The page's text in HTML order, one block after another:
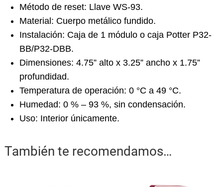
Método de reset: Llave WS-93.
Material: Cuerpo metálico fundido.
Instalación: Caja de 1 módulo o caja Potter P32-
BB/P32-DBB.
Dimensiones: 4.75” alto x 3.25” ancho x 1.75”
profundidad.
Temperatura de operación: 0 °C a 49 °C.
Humedad: 0 % – 93 %, sin condensación.
Uso: Interior únicamente.
También te recomendamos…